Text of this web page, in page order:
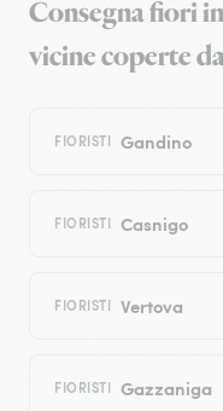
Consegna fiori
vicine coperte
FIORISTI Gandino
FIORISTI Casnigo
FIORISTI Vertova
FIORISTI Gazzaniga